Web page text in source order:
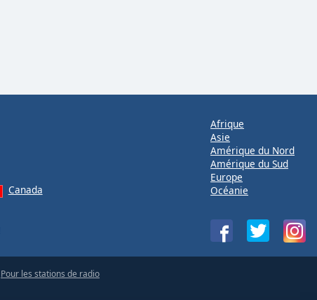
Canada
Afrique
Asie
Amérique du Nord
Amérique du Sud
Europe
Océanie
Pour les stations de radio